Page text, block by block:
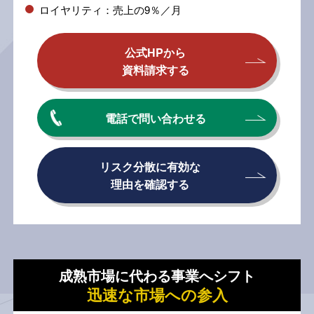
ロイヤリティ：売上の9％／月
公式HPから
資料請求する
電話で問い合わせる
リスク分散に有効な
理由を確認する
成熟市場に代わる事業へシフト
迅速な市場への参入